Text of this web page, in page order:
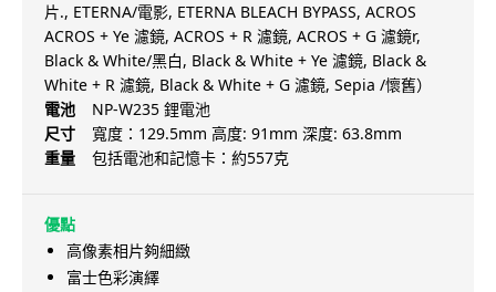
片., ETERNA/電影, ETERNA BLEACH BYPASS, ACROS
ACROS + Ye 濾鏡, ACROS + R 濾鏡, ACROS + G 濾鏡r,
Black & White/黑白, Black & White + Ye 濾鏡, Black &
White + R 濾鏡, Black & White + G 濾鏡, Sepia /懷舊）
電池
NP-W235 鋰電池
尺寸
寬度：129.5mm 高度: 91mm 深度: 63.8mm
重量
包括電池和記憶卡：約557克
優點
高像素相片夠細緻
富士色彩演繹